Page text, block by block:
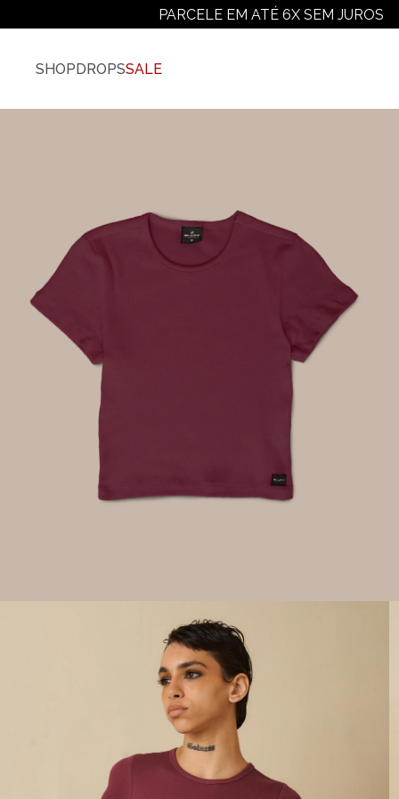
PARCELE EM ATÉ 6X SEM JUROS
SHOP
Jaquetas E Casacos
Camiseta Manga Longa
Moletons
DROPSSALE